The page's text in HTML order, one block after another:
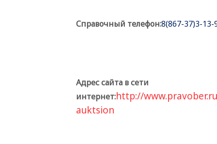
Справочный телефон:8(867-37)3-13-
Адрес сайта в сети
интернет:http://
auktsion